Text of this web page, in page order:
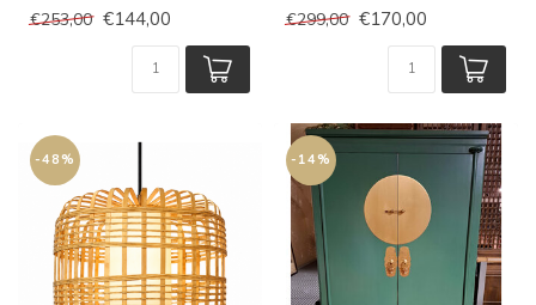
€253,00 €144,00 €299,00 €170,00
-48% -14%